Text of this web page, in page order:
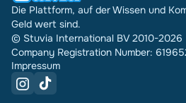
Die Plattform, auf der Wissen und
Geld wert sind.
© Stuvia International BV 2010-2026
Company Registration Number:
Impressum